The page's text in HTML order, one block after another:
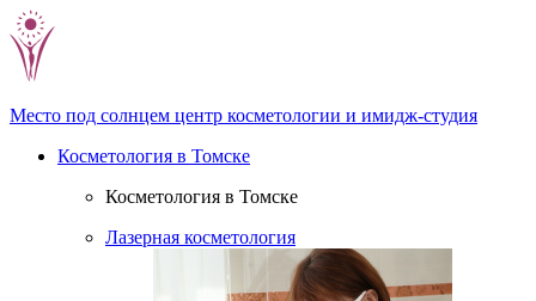
Место под солнцем центр косметологии и имидж-студия
Косметология в Томске
Косметология в Томске
Лазерная косметология